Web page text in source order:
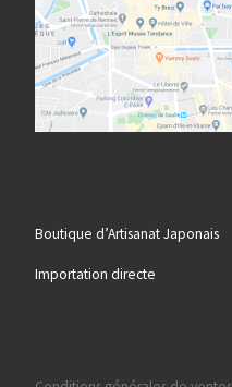
Boutique d’Artisanat Japonais
Importation directe